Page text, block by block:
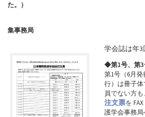
た。）
日本難病看
集事務局
学会誌は年3
◆第1号、第3
第1号（6月
行）は冊子
員でない方も
注文票を
護学会事務局